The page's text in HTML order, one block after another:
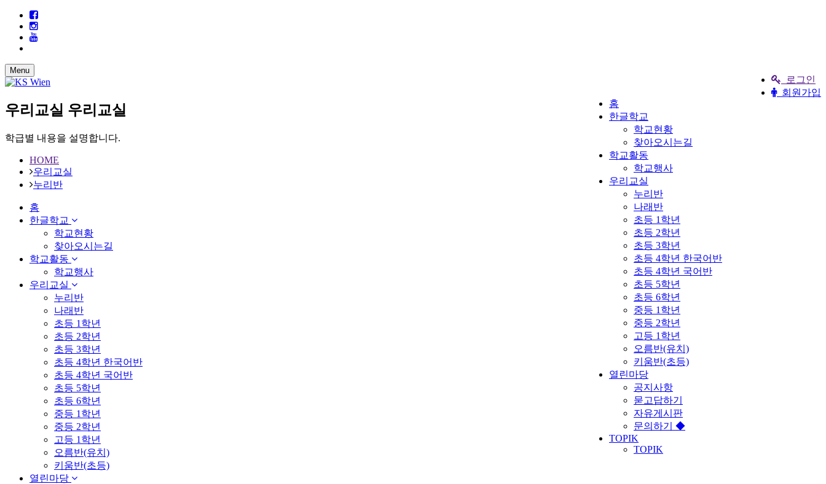
로그인
회원가입
Menu
홈
한글학교
학교현황
찾아오시는길
학교활동
학교행사
우리교실
누리반
나래반
초등 1학년
초등 2학년
초등 3학년
초등 4학년 한국어반
초등 4학년 국어반
초등 5학년
초등 6학년
중등 1학년
중등 2학년
고등 1학년
오름반(유치)
키움반(초등)
열린마당
공지사항
묻고답하기
자유게시판
문의하기 ◆
TOPIK
TOPIK
우리교실 우리교실
학급별 내용을 설명합니다.
HOME
우리교실
누리반
홈
한글학교
학교현황
찾아오시는길
학교활동
학교행사
우리교실
누리반
나래반
초등 1학년
초등 2학년
초등 3학년
초등 4학년 한국어반
초등 4학년 국어반
초등 5학년
초등 6학년
중등 1학년
중등 2학년
고등 1학년
오름반(유치)
키움반(초등)
열린마당